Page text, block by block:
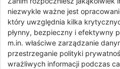
niezwykle ważne jest
który uwzględnia kilka
płynny, bezpieczny i efektywny
m.in. właściwe zarządzanie
przestrzeganie polityki
wrażliwych informacji podczas